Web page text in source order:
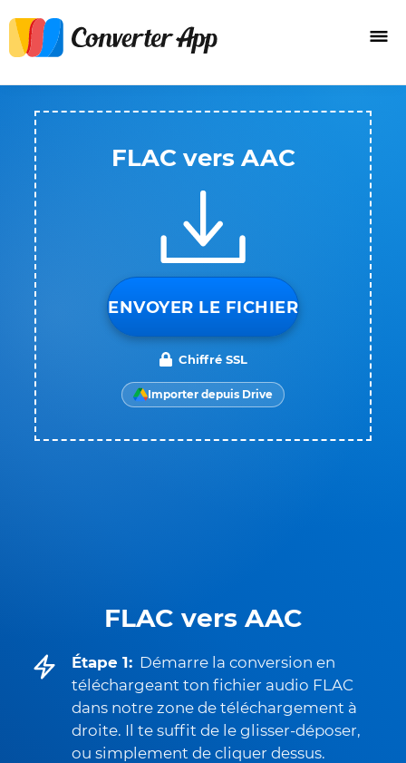
FLAC vers AAC
Étape 1: Démarre la conversion en
téléchargeant ton fichier audio FLAC
dans notre zone de téléchargement à
droite. Il te suffit de le glisser-déposer,
ou simplement de cliquer dessus.
FLAC vers AAC
ENVOYER LE FICHIER
Chiffré SSL
Importer depuis Drive